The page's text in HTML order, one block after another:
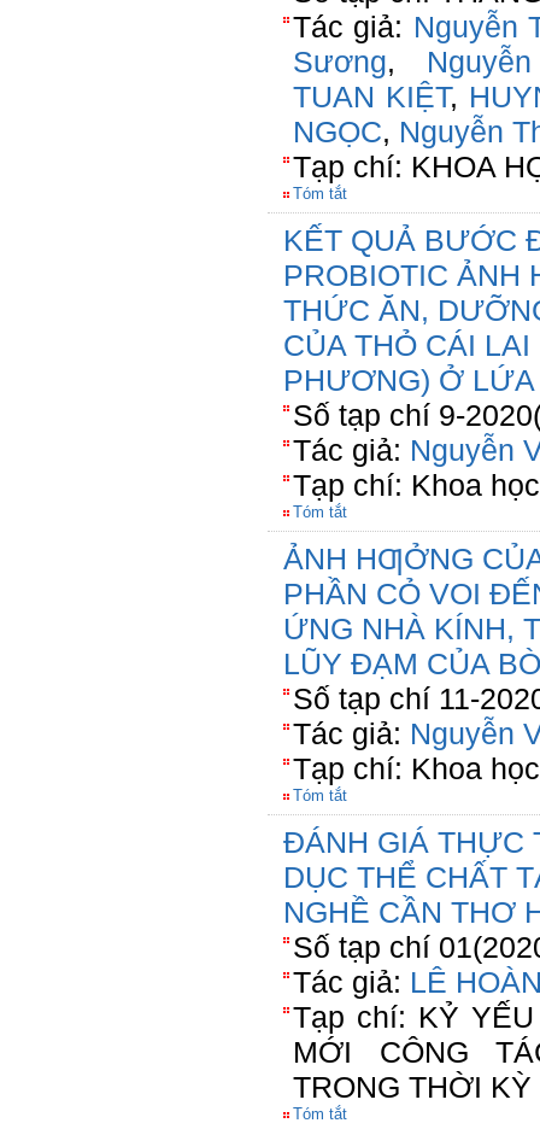
Tác giả: Nguyễn
Sương,
TUAN KIỆT,
NGỌC, Nguyễn
Tạp chí: KHOA
Tóm tắt
KẾT QUẢ BƯỚC
PROBIOTIC ẢNH
THỨC ĂN,
CỦA THỎ CÁI
PHƯƠNG) Ở LỨA
Số tạp chí 9-
Tác giả: Nguyễn
Tạp chí: Khoa
Tóm tắt
ẢNH HƢỞNG
PHẦN CỎ VOI
ỨNG NHÀ KÍNH,
LŨY ĐẠM CỦA
Số tạp chí 11-
Tác giả: Nguyễn
Tạp chí: Khoa
Tóm tắt
ĐÁNH GIÁ THỰC
DỤC THỂ CHẤT
NGHỀ CẦN THƠ
Số tạp chí
Tác giả: LÊ
Tạp chí: KỶ
MỚI CÔNG
TRONG THỜI
Tóm tắt